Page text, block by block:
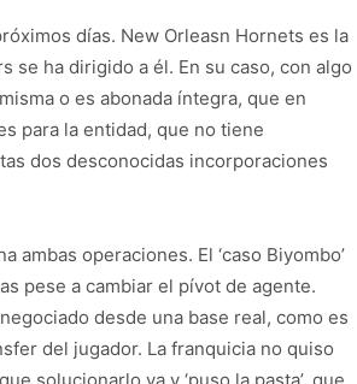
días. New Orleasn Hornets es la
se ha dirigido a él. En su caso, con algo
o es abonada íntegra, que en
para la entidad, que no tiene
dos desconocidas incorporaciones
ambas operaciones. El ‘caso Biyombo’
pese a cambiar el pívot de agente.
desde una base real, como es
del jugador. La franquicia no quiso